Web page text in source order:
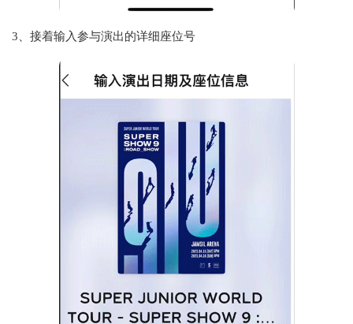
3、接着输入参与演出的详细座位号